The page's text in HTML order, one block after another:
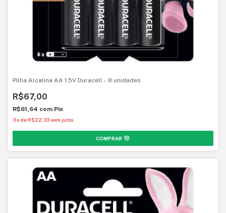
Pilha Alcalina AA 1.5V Duracell - 8 unidades
R$67,00
R$61,64 com Pix
3x de R$22,33 sem juros